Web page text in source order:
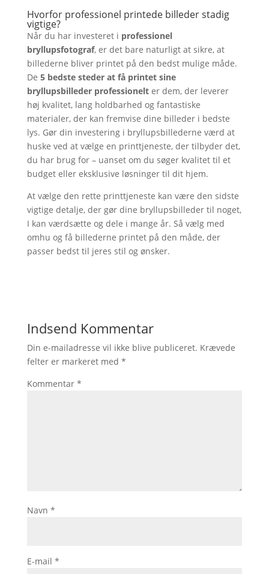
Hvorfor professionel printede billeder stadig
vigtige?
Når du har investeret i professionel
bryllupsfotograf, er det bare naturligt at sikre, at
billederne bliver printet på den bedst mulige måde.
De 5 bedste steder at få printet sine
bryllupsbilleder professionelter dem, der leverer
høj kvalitet, lang holdbarhed og fantastiske
materialer, der kan fremvise dine billeder i bedste
lys. Gør din investering i bryllupsbillederne værd at
huske ved at vælge en printtjeneste, der tilbyder det,
du har brug for – uanset om du søger kvalitet til et
budget eller eksklusive løsninger til dit hjem.
At vælge den rette printtjeneste kan være den sidste
vigtige detalje, der gør dine bryllupsbilleder til noget,
I kan værdsætte og dele i mange år. Så vælg med
omhu og få billederne printet på den måde, der
passer bedst til jeres stil og ønsker.
Indsend Kommentar
Din e-mailadresse vil ikke blive publiceret. Krævede
felter er markeret med *
Kommentar *
Navn *
E-mail *